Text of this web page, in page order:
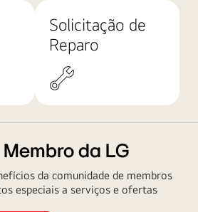
Solicitação de
Reparo
da LG
da comunidade de membros
especiais a serviços e ofertas